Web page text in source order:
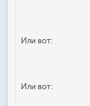
Или вот:
Или вот: